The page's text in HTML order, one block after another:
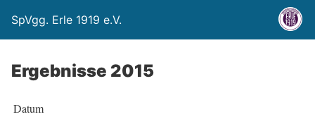
SpVgg. Erle 1919 e.V.
Ergebnisse 2015
Datum